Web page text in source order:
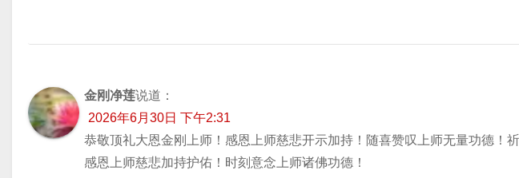
金刚净莲说道：
2026年6月30日 下午2:31
恭敬顶礼大恩金刚上师！感恩上师慈悲开示加持！随喜赞叹上师无量功德！
感恩上师慈悲加持护佑！时刻意念上师诸佛功德！